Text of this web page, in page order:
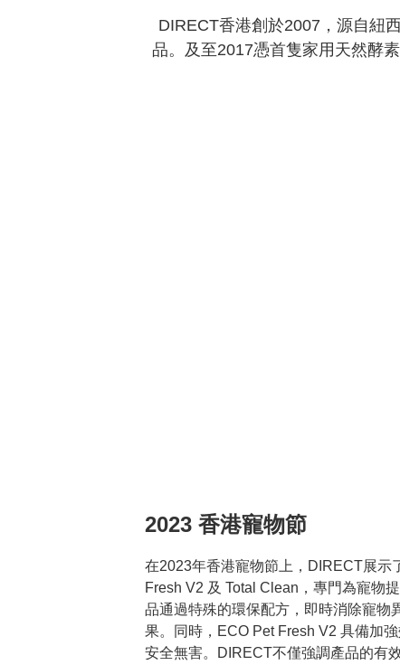
DIRECT香港創於2007，源自紐
品。及至2017憑首隻家用天然酵
2023 香港寵物節
在2023年香港寵物節上，DIRECT展示
Fresh V2 及 Total Clean，專門為寵物
品通過特殊的環保配方，即時消除寵物
果。同時，ECO Pet Fresh V2 具備加
安全無害。DIRECT不僅強調產品的有